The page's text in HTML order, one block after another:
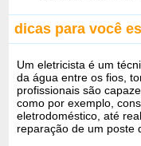
dicas para você
Um eletricista é um
da água entre os fios,
profissionais são
como por exemplo,
eletrodoméstico, até
reparação de um poste